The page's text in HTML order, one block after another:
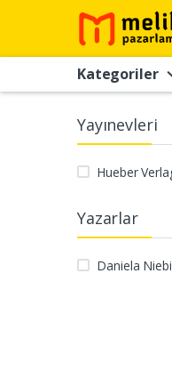
Kategoriler
Yayınevleri
Hueber
Yazarlar
Daniela